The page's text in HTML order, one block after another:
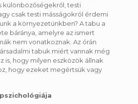
különbözőségekről, testi
csak testi másságokról érdemi
a környezetünkben? A tabu a
báránya, amelyre az ismert
nem vonatkoznak. Az órán
tabuk miért vannak még
is, hogy milyen eszközök állnak
hogy ezeket megértsük vagy